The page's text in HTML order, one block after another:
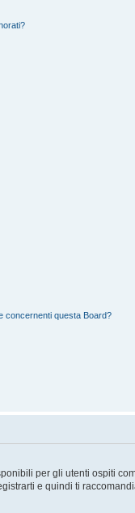
concernenti questa Board?
per gli utenti ospiti
e quindi ti